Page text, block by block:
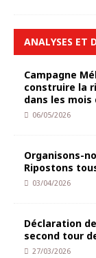
ANALYSES ET
Campagne
construire la
dans les
06/05/2026
Organisons-
Ripostons
03/04/2026
Déclaration
second tour
27/03/2026